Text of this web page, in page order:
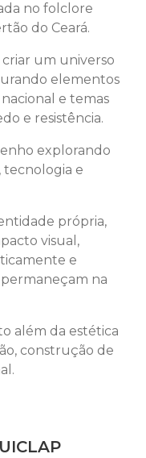
no folclore
do Ceará.
um universo
elementos
e temas
e resistência.
explorando
tecnologia e
própria,
visual,
e
na
além da estética
construção de